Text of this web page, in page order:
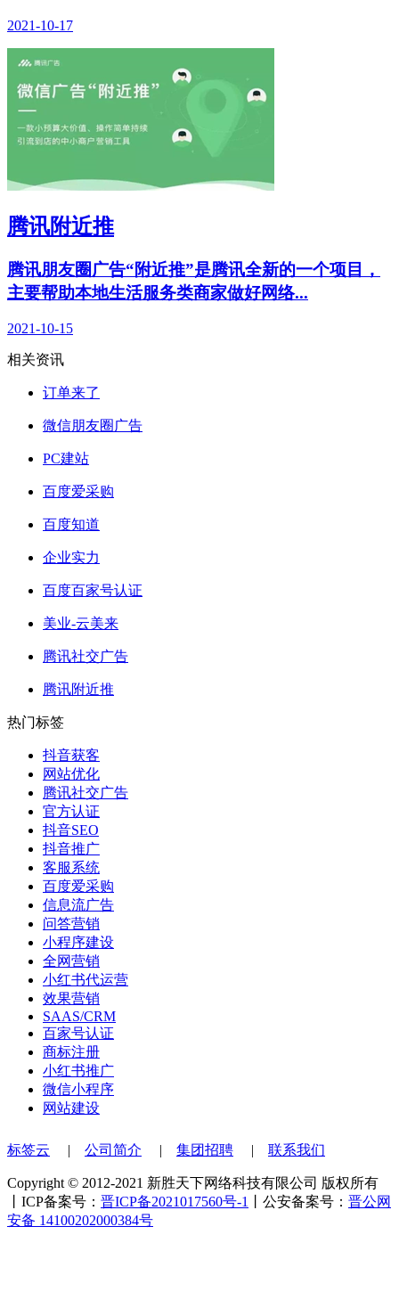
2021-10-17
腾讯附近推
腾讯朋友圈广告“附近推”是腾讯全新的一个项目，
主要帮助本地生活服务类商家做好网络...
2021-10-15
相关资讯
订单来了
微信朋友圈广告
PC建站
百度爱采购
百度知道
企业实力
百度百家号认证
美业-云美来
腾讯社交广告
腾讯附近推
热门标签
抖音获客
网站优化
腾讯社交广告
官方认证
抖音SEO
抖音推广
客服系统
百度爱采购
信息流广告
问答营销
小程序建设
全网营销
小红书代运营
效果营销
SAAS/CRM
百家号认证
商标注册
小红书推广
微信小程序
网站建设
标签云 公司简介 集团招聘 联系我们
Copyright © 2012-2021 新胜天下网络科技有限公司 版权所有
丨ICP备案号： 晋ICP备2021017560号-1 丨公安备案号： 晋公网
安备 14100202000384号